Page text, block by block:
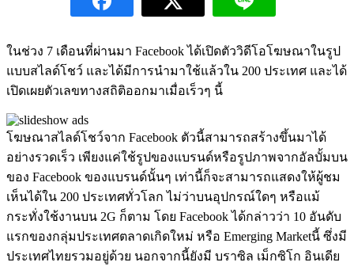
ในช่วง 7 เดือนที่ผ่านมา Facebook ได้เปิดตัววิดีโอโฆษณาในรูป
แบบสไลด์โชว์ และได้มีการนำมาใช้แล้วใน 200 ประเทศ และได้
เปิดเผยตัวเลขทางสถิติออกมาเมื่อเร็วๆ นี้
โฆษณาสไลด์โชว์จาก Facebook ตัวนี้สามารถสร้างขึ้นมาได้
อย่างรวดเร็ว เพียงแค่ใช้รูปของแบรนด์หรือรูปภาพจากอัลบั้มบน
ของ Facebook ของแบรนด์นั้นๆ เท่านี้ก็จะสามารถแสดงให้ผู้ชม
เห็นได้ใน 200 ประเทศทั่วโลก ไม่ว่าบนอุปกรณ์ใดๆ หรือแม้
กระทั่งใช้งานบน 2G ก็ตาม โดย Facebook ได้กล่าวว่า 10 อันดับ
แรกของกลุ่มประเทศตลาดเกิดใหม่ หรือ Emerging Marketนี้ ซึ่งมี
ประเทศไทยรวมอยู่ด้วย นอกจากนี้ยังมี บราซิล เม็กซิโก อินเดีย